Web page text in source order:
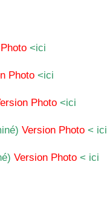
<ici
Photo <ici
Photo <ici
Version Photo < ici
Version Photo < ici